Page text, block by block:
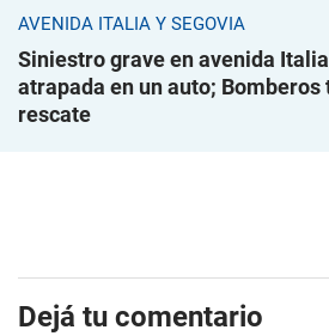
AVENIDA ITALIA Y SEGOVIA
Siniestro grave en avenida
atrapada en un auto; Bomberos
rescate
Dejá tu comentario